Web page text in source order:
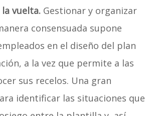
vuelta.Gestionar y organizar
consensuada supone
en el diseño del plan
a la vez que permite a las
sus recelos. Una gran
identificar las situaciones que